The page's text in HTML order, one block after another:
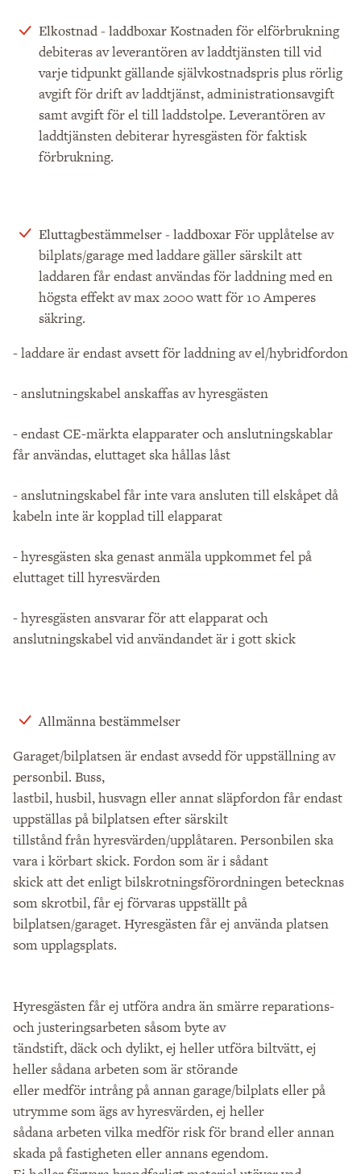
Elkostnad - laddboxarKostnaden för elförbrukning
debiteras av leverantören av laddtjänsten till vid
varje tidpunkt gällande självkostnadspris plus rörlig
avgift för drift av laddtjänst, administrationsavgift
samt avgift för el till laddstolpe. Leverantören av
laddtjänsten debiterar hyresgästen för faktisk
förbrukning.
Eluttagbestämmelser - laddboxarFör upplåtelse av
bilplats/garage med laddare gäller särskilt att
laddaren får endast användas för laddning med en
högsta effekt av max 2000 watt för 10 Amperes
säkring.
- laddare är endast avsett för laddning av el/hybridfordon
- anslutningskabel anskaffas av hyresgästen
- endast CE-märkta elapparater och anslutningskablar
får användas, eluttaget ska hållas låst
- anslutningskabel får inte vara ansluten till elskåpet då
kabeln inte är kopplad till elapparat
- hyresgästen ska genast anmäla uppkommet fel på
eluttaget till hyresvärden
- hyresgästen ansvarar för att elapparat och
anslutningskabel vid användandet är i gott skick
Allmänna bestämmelser
Garaget/bilplatsen är endast avsedd för uppställning av
personbil. Buss,
lastbil, husbil, husvagn eller annat släpfordon får endast
uppställas på bilplatsen efter särskilt
tillstånd från hyresvärden/upplåtaren. Personbilen ska
vara i körbart skick. Fordon som är i sådant
skick att det enligt bilskrotningsförordningen betecknas
som skrotbil, får ej förvaras uppställt på
bilplatsen/garaget. Hyresgästen får ej använda platsen
som upplagsplats.
Hyresgästen får ej utföra andra än smärre reparations-
och justeringsarbeten såsom byte av
tändstift, däck och dylikt, ej heller utföra biltvätt, ej
heller sådana arbeten som är störande
eller medför intrång på annan garage/bilplats eller på
utrymme som ägs av hyresvärden, ej heller
sådana arbeten vilka medför risk för brand eller annan
skada på fastigheten eller annans egendom.